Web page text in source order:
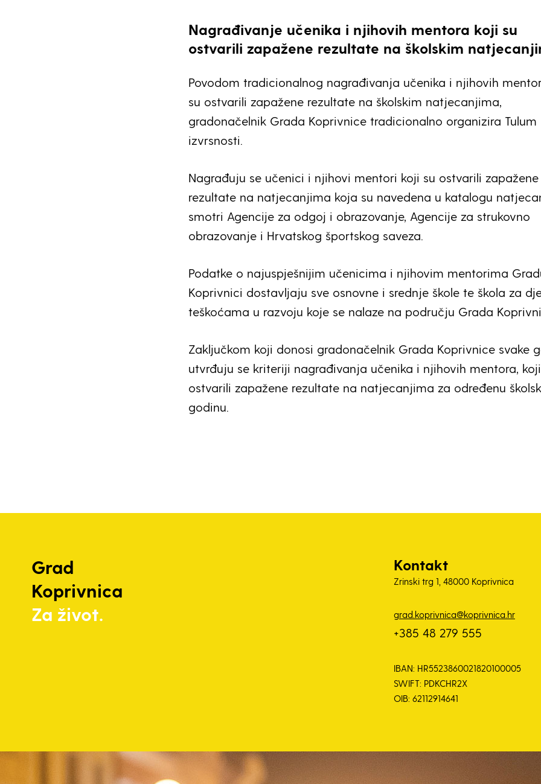
Nagrađivanje učenika i njihovih mentora koji su
ostvarili zapažene rezultate na školskim
Povodom tradicionalnog nagrađivanja učenika i njihovih
su ostvarili zapažene rezultate na školskim natjecanjima,
gradonačelnik Grada Koprivnice tradicionalno organizira Tulum
izvrsnosti.
Nagrađuju se učenici i njihovi mentori koji su ostvarili zapažene
rezultate na natjecanjima koja su navedena u katalogu
smotri Agencije za odgoj i obrazovanje, Agencije za strukovno
obrazovanje i Hrvatskog športskog saveza.
Podatke o najuspješnijim učenicima i njihovim mentorima
Koprivnici dostavljaju sve osnovne i srednje škole te škola za
teškoćama u razvoju koje se nalaze na području Grada
Zaključkom koji donosi gradonačelnik Grada Koprivnice svake
utvrđuju se kriteriji nagrađivanja učenika i njihovih mentora,
ostvarili zapažene rezultate na natjecanjima za određenu
godinu.
Grad
Koprivnica
Za život.
Kontakt
Zrinski trg 1, 48000 Koprivnica
grad.koprivnica@koprivnica.hr
+385 48 279 555
IBAN: HR5523860021820100005
SWIFT: PDKCHR2X
OIB: 62112914641